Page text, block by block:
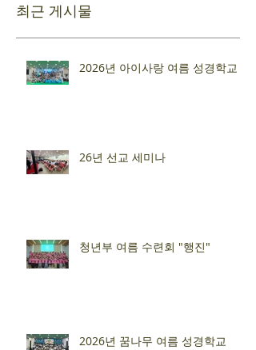
최근 게시물
2026년 아이사랑 여름 성경학교
26년 선교 세미나
청년부 여름 수련회 "행진"
2026년 꿈나무 여름 성경학교